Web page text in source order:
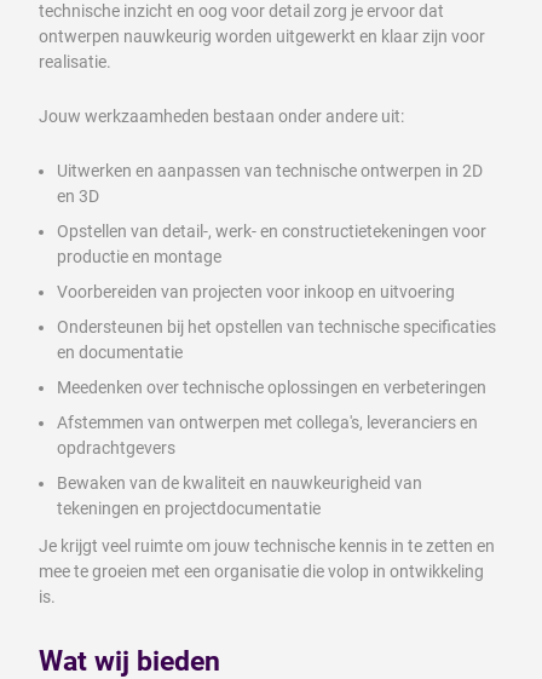
technische inzicht en oog voor detail zorg je ervoor dat
ontwerpen nauwkeurig worden uitgewerkt en klaar zijn voor
realisatie.
Jouw werkzaamheden bestaan onder andere uit:
Uitwerken en aanpassen van technische ontwerpen in 2D
en 3D
Opstellen van detail-, werk- en constructietekeningen voor
productie en montage
Voorbereiden van projecten voor inkoop en uitvoering
Ondersteunen bij het opstellen van technische specificaties
en documentatie
Meedenken over technische oplossingen en verbeteringen
Afstemmen van ontwerpen met collega's, leveranciers en
opdrachtgevers
Bewaken van de kwaliteit en nauwkeurigheid van
tekeningen en projectdocumentatie
Je krijgt veel ruimte om jouw technische kennis in te zetten en
mee te groeien met een organisatie die volop in ontwikkeling
is.
Wat wij bieden